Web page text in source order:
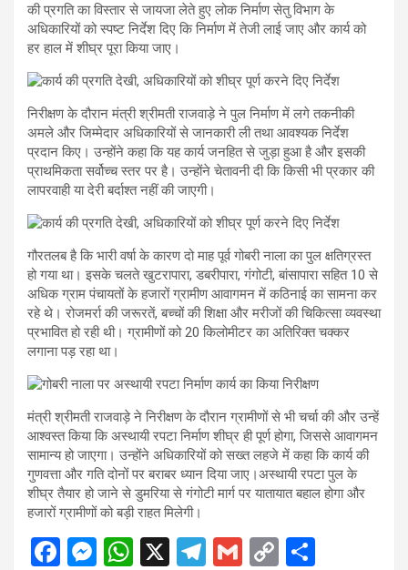
की प्रगति का विस्तार से जायजा लेते हुए लोक निर्माण सेतु विभाग के
अधिकारियों को स्पष्ट निर्देश दिए कि निर्माण में तेजी लाई जाए और कार्य को
हर हाल में शीघ्र पूरा किया जाए।
निरीक्षण के दौरान मंत्री श्रीमती राजवाड़े ने पुल निर्माण में लगे तकनीकी
अमले और जिम्मेदार अधिकारियों से जानकारी ली तथा आवश्यक निर्देश
प्रदान किए। उन्होंने कहा कि यह कार्य जनहित से जुड़ा हुआ है और इसकी
प्राथमिकता सर्वोच्च स्तर पर है। उन्होंने चेतावनी दी कि किसी भी प्रकार की
लापरवाही या देरी बर्दाश्त नहीं की जाएगी।
गौरतलब है कि भारी वर्षा के कारण दो माह पूर्व गोबरी नाला का पुल क्षतिग्रस्त
हो गया था। इसके चलते खुटरापारा, डबरीपारा, गंगोटी, बांसापारा सहित 10 से
अधिक ग्राम पंचायतों के हजारों ग्रामीण आवागमन में कठिनाई का सामना कर
रहे थे। रोजमर्रा की जरूरतें, बच्चों की शिक्षा और मरीजों की चिकित्सा व्यवस्था
प्रभावित हो रही थी। ग्रामीणों को 20 किलोमीटर का अतिरिक्त चक्कर
लगाना पड़ रहा था।
मंत्री श्रीमती राजवाड़े ने निरीक्षण के दौरान ग्रामीणों से भी चर्चा की और उन्हें
आश्वस्त किया कि अस्थायी रपटा निर्माण शीघ्र ही पूर्ण होगा, जिससे आवागमन
सामान्य हो जाएगा। उन्होंने अधिकारियों को सख्त लहजे में कहा कि कार्य की
गुणवत्ता और गति दोनों पर बराबर ध्यान दिया जाए।अस्थायी रपटा पुल के
शीघ्र तैयार हो जाने से डुमरिया से गंगोटी मार्ग पर यातायात बहाल होगा और
हजारों ग्रामीणों को बड़ी राहत मिलेगी।
F
M W X
T
G
C